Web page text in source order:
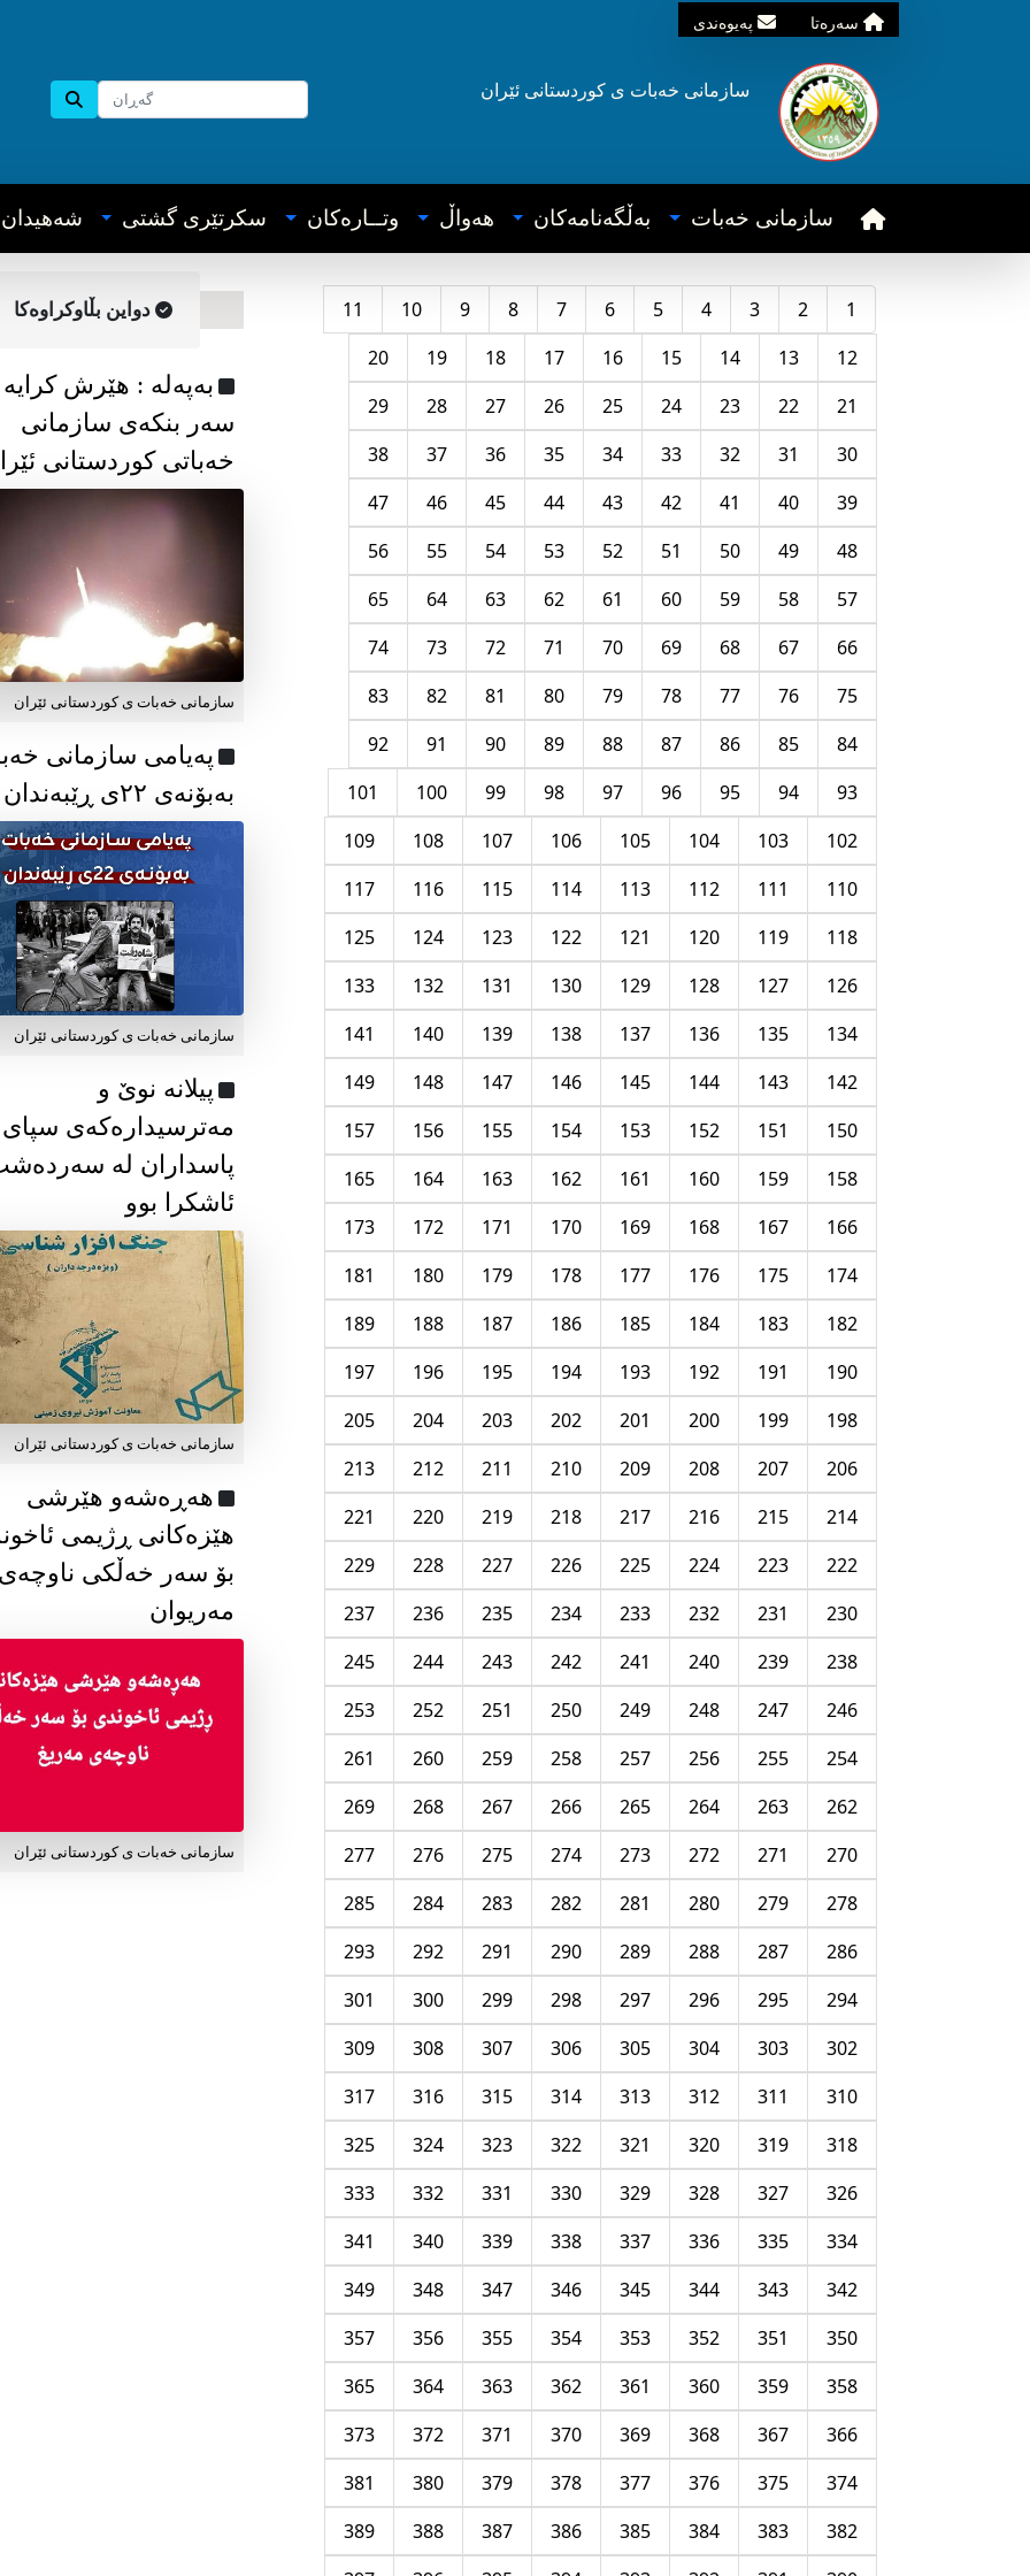
سه‌ره‌تا په‌یوه‌ندی
سازمانی خه‌بات ی کوردستانی ئێران
سازمانی خه‌بات به‌ڵگه‌نامه‌کان هه‌واڵ وتــاره‌کان سکرتێری گشتی شه‌هیدان
1
2
3
4
5
6
7
8
9
10
11
12
13
14
15
16
17
18
19
20
21
22
23
24
25
26
27
28
29
30
31
32
33
34
35
36
37
38
39
40
41
42
43
44
45
46
47
48
49
50
51
52
53
54
55
56
57
58
59
60
61
62
63
64
65
66
67
68
69
70
71
72
73
74
75
76
77
78
79
80
81
82
83
84
85
86
87
88
89
90
91
92
93
94
95
96
97
98
99
100
101
102
103
104
105
106
107
108
109
110
111
112
113
114
115
116
117
118
119
120
121
122
123
124
125
126
127
128
129
130
131
132
133
134
135
136
137
138
139
140
141
142
143
144
145
146
147
148
149
150
151
152
153
154
155
156
157
158
159
160
161
162
163
164
165
166
167
168
169
170
171
172
173
174
175
176
177
178
179
180
181
182
183
184
185
186
187
188
189
190
191
192
193
194
195
196
197
198
199
200
201
202
203
204
205
206
207
208
209
210
211
212
213
214
215
216
217
218
219
220
221
222
223
224
225
226
227
228
229
230
231
232
233
234
235
236
237
238
239
240
241
242
243
244
245
246
247
248
249
250
251
252
253
254
255
256
257
258
259
260
261
262
263
264
265
266
267
268
269
270
271
272
273
274
275
276
277
278
279
280
281
282
283
284
285
286
287
288
289
290
291
292
293
294
295
296
297
298
299
300
301
302
303
304
305
306
307
308
309
310
311
312
313
314
315
316
317
318
319
320
321
322
323
324
325
326
327
328
329
330
331
332
333
334
335
336
337
338
339
340
341
342
343
344
345
346
347
348
349
350
351
352
353
354
355
356
357
358
359
360
361
362
363
364
365
366
367
368
369
370
371
372
373
374
375
376
377
378
379
380
381
382
383
384
385
386
387
388
389
دواین بڵاوکراوه‌کا
به‌په‌له‌ : هێرش کرایە
سەر بنکەی سازمانی
خەباتی کوردستانی
سازمانی خەبات ی کوردستانی ئێران
پەیامی سازمانی
بەبۆنەی ۲۲ی ڕێبەندان
سازمانی خەبات ی كوردستانی ئێران
پیلانە نوێ و
مەترسیدارەکەی سپای
پاسداران لە
ئاشکرا بوو
سازمانی خەبات ی كوردستانی ئێران
هەڕەشەو هێرشی
هێزەکانی ڕژیمی
بۆ سەر خەڵکی
مەریوان
سازمانی خەبات ی کوردستانی ئێران